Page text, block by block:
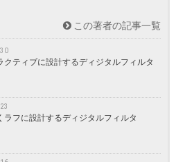
この著者の記事一覧
クティブに設計するディジタルフィルタ
ラフに設計するディジタルフィルタ